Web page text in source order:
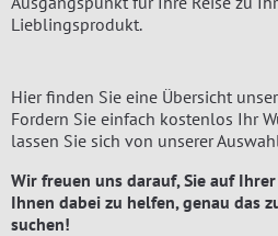
Lieblingsprodukt.
Hier finden Sie eine Übersicht
Fordern Sie einfach kostenlos Ihr
lassen Sie sich von unserer
Wir freuen uns darauf, Sie auf Ihrer
Ihnen dabei zu helfen, genau das
suchen!